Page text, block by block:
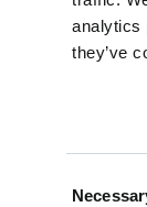
analytics
they’ve
Industries
opera en los
el petróleo y el gas.